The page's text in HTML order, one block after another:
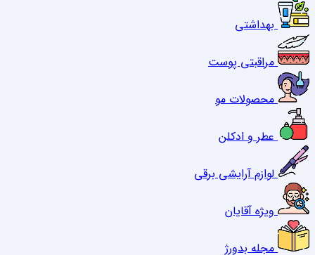
بهداشتی
مراقبتی پوست
محصولات مو
عطر و ادکلن
لوازم آرایشی برقی
ویژه آقایان
مجله بدورژ